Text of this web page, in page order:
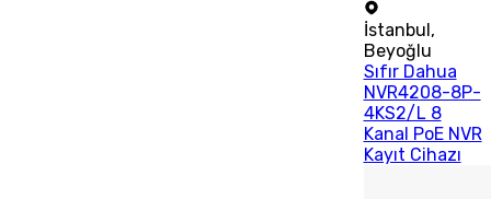
İstanbul,
Beyoğlu
Sıfır Dahua
NVR4208-8P-
4KS2/L 8
Kanal PoE NVR
Kayıt Cihazı